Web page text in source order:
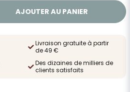
AJOUTER AU PANIER
Livraison gratuite à partir
de 49 €
Des dizaines de milliers de
clients satisfaits